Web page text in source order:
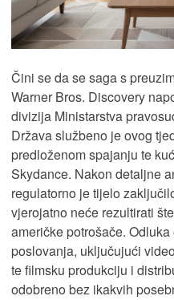
Čini se da se saga s
Warner Bros. Discovery
divizija Ministarstva
Država službeno je ovog
predloženom spajanju te
Skydance. Nakon detaljne
regulatorno je tijelo
vjerojatno neće rezultirati
američke potrošače.
poslovanja, uključujući
te filmsku produkciju i
odobreno bez ikakvih